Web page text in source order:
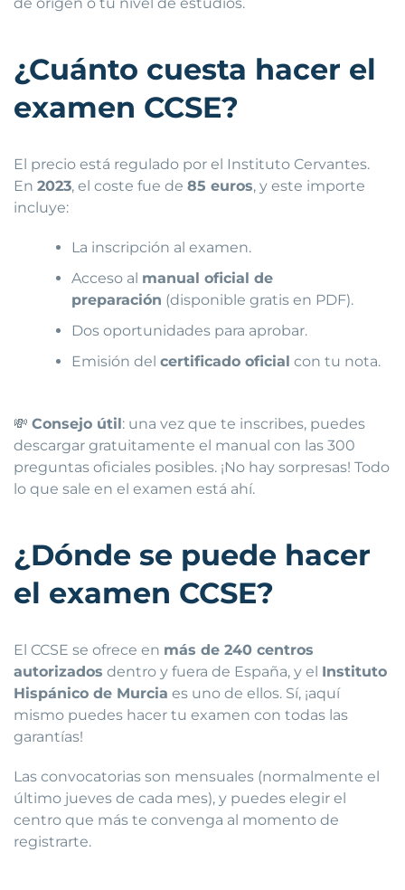
¿Cuánto cuesta hacer el
examen CCSE?
El precio está regulado por el Instituto Cervantes.
En 2023, el coste fue de 85 euros, y este importe
incluye:
La inscripción al examen.
Acceso al manual oficial de
preparación (disponible gratis en PDF).
Dos oportunidades para aprobar.
Emisión delcertificado oficial con tu nota.
💸 Consejo útil: una vez que te inscribes, puedes
descargar gratuitamente el manual con las 300
preguntas oficiales posibles. ¡No hay sorpresas! Todo
lo que sale en el examen está ahí.
¿Dónde se puede hacer
el examen CCSE?
El CCSE se ofrece en más de 240 centros
autorizados dentro y fuera de España, y el Instituto
Hispánico de Murcia es uno de ellos. Sí, ¡aquí
mismo puedes hacer tu examen con todas las
garantías!
Las convocatorias son mensuales (normalmente el
último jueves de cada mes), y puedes elegir el
centro que más te convenga al momento de
registrarte.